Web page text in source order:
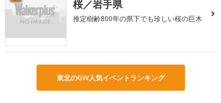
桜／岩手県
推定樹齢800年の県下でも珍しい桜の巨木
東北のGW人気イベントランキング